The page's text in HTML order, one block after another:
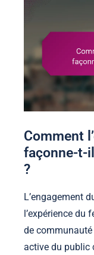
Comment
façonne-t-
?
L’engagement
l’expérience du
de
active du public